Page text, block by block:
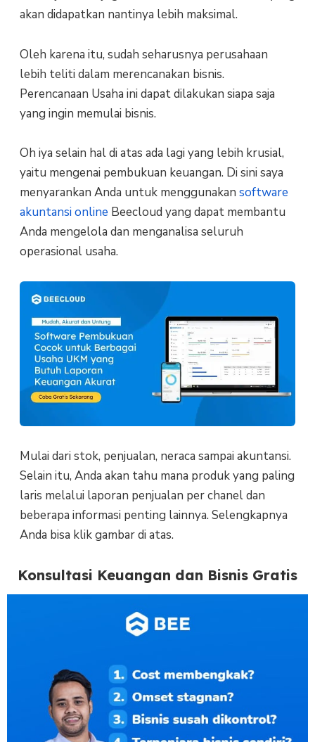
akan didapatkan nantinya lebih maksimal.
Oleh karena itu, sudah seharusnya perusahaan
lebih teliti dalam merencanakan bisnis.
Perencanaan Usaha ini dapat dilakukan siapa saja
yang ingin memulai bisnis.
Oh iya selain hal di atas ada lagi yang lebih krusial,
yaitu mengenai pembukuan keuangan. Di sini saya
menyarankan Anda untuk menggunakan software
akuntansi online Beecloud yang dapat membantu
Anda mengelola dan menganalisa seluruh
operasional usaha.
Mulai dari stok, penjualan, neraca sampai akuntansi.
Selain itu, Anda akan tahu mana produk yang paling
laris melalui laporan penjualan per chanel dan
beberapa informasi penting lainnya. Selengkapnya
Anda bisa klik gambar di atas.
Konsultasi Keuangan dan Bisnis Gratis